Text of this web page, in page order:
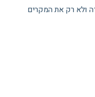
ולא רק את המקרים